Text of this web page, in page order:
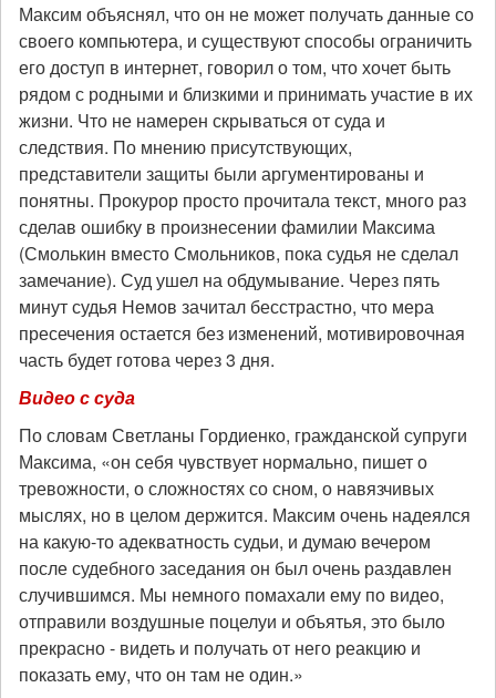
Максим объяснял, что он не может получать данные со
своего компьютера, и существуют способы ограничить
его доступ в интернет, говорил о том, что хочет быть
рядом с родными и близкими и принимать участие в их
жизни. Что не намерен скрываться от суда и
следствия. По мнению присутствующих,
представители защиты были аргументированы и
понятны. Прокурор просто прочитала текст, много раз
сделав ошибку в произнесении фамилии Максима
(Смолькин вместо Смольников, пока судья не сделал
замечание). Суд ушел на обдумывание. Через пять
минут судья Немов зачитал бесстрастно, что мера
пресечения остается без изменений, мотивировочная
часть будет готова через 3 дня.
Видео с суда
По словам Светланы Гордиенко, гражданской супруги
Максима, «он себя чувствует нормально, пишет о
тревожности, о сложностях со сном, о навязчивых
мыслях, но в целом держится. Максим очень надеялся
на какую-то адекватность судьи, и думаю вечером
после судебного заседания он был очень раздавлен
случившимся. Мы немного помахали ему по видео,
отправили воздушные поцелуи и объятья, это было
прекрасно - видеть и получать от него реакцию и
показать ему, что он там не один.»